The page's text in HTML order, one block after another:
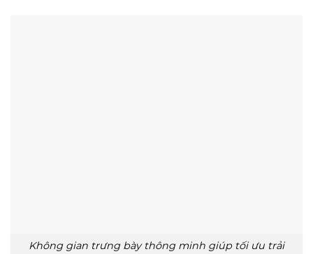
Không gian trưng bày thông minh giúp tối ưu trải